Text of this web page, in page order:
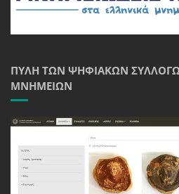
ΠΎΛΗ ΤΩΝ ΨΗΦΙΑΚΏΝ
ΜΝΗΜΕΊΩΝ